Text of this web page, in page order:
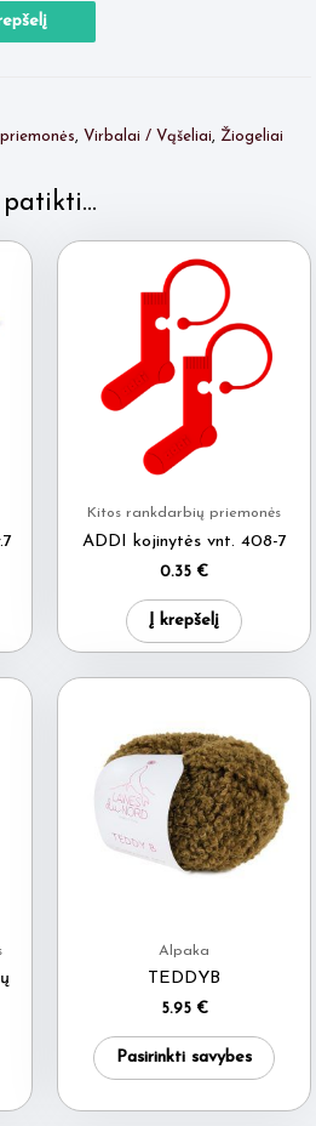
, Virbalai / Vąšeliai, Žiogeliai
patikti…
Kitos rankdarbių priemonės
ADDI kojinytės vnt. 408-7
0.35 €
Į krepšelį
Alpaka
TEDDYB
5.95 €
Pasirinkti savybes
has